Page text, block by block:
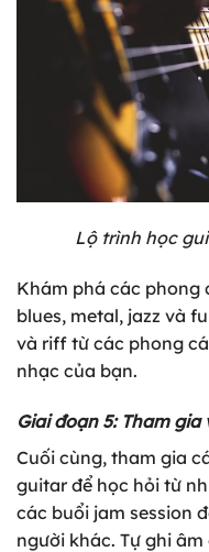
Lộ trình học
Khám phá các phong
blues, metal, jazz và
và riff từ các phong
nhạc của bạn.
Giai đoạn 5: Tham
Cuối cùng, tham gia
guitar để học hỏi từ
các buổi jam session
người khác. Tự ghi